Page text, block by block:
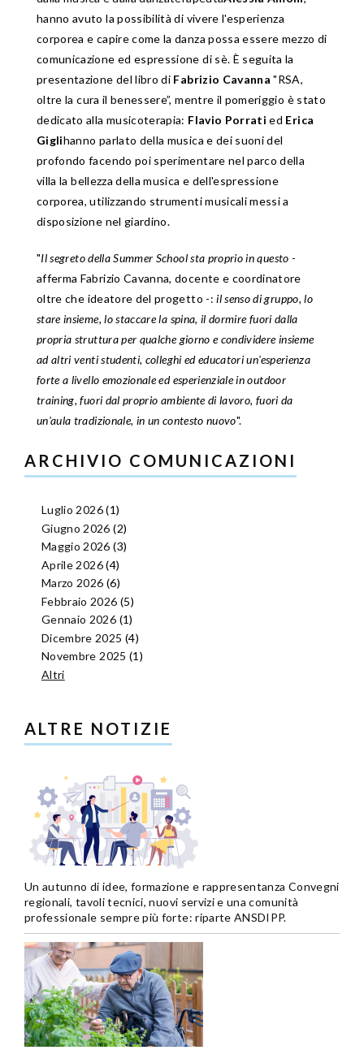
hanno avuto la possibilità di vivere l'esperienza
corporea e capire come la danza possa essere mezzo di
comunicazione ed espressione di sè. È seguita la
presentazione del libro di Fabrizio Cavanna "RSA,
oltre la cura il benessere”, mentre il pomeriggio è stato
dedicato alla musicoterapia: Flavio Porrati ed Erica
Giglihanno parlato della musica e dei suoni del
profondo facendo poi sperimentare nel parco della
villa la bellezza della musica e dell'espressione
corporea, utilizzando strumenti musicali messi a
disposizione nel giardino.
"Il segreto della Summer School sta proprio in questo -
afferma Fabrizio Cavanna, docente e coordinatore
oltre che ideatore del progetto -:il senso di gruppo, lo
stare insieme, lo staccare la spina, il dormire fuori dalla
propria struttura per qualche giorno e condividere insieme
ad altri venti studenti, colleghi ed educatori un'esperienza
forte a livello emozionale ed esperienziale in outdoor
training, fuori dal proprio ambiente di lavoro, fuori da
un'aula tradizionale, in un contesto nuovo".
ARCHIVIO COMUNICAZIONI
Luglio 2026(1)
Giugno 2026 (2)
Maggio 2026 (3)
Aprile 2026(4)
Marzo 2026 (6)
Febbraio 2026 (5)
Gennaio 2026 (1)
Dicembre 2025 (4)
Novembre 2025 (1)
Altri
ALTRE NOTIZIE
Un autunno di idee, formazione e rappresentanza Convegni
regionali, tavoli tecnici, nuovi servizi e una comunità
professionale sempre più forte: riparte ANSDIPP.